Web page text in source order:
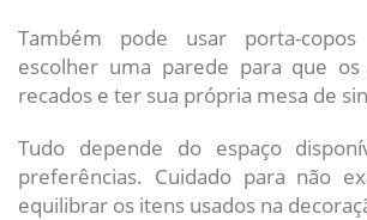
Também pode usar porta-copos
escolher uma parede para que
recados e ter sua própria mesa de
Tudo depende do espaço
preferências. Cuidado para não
equilibrar os itens usados na